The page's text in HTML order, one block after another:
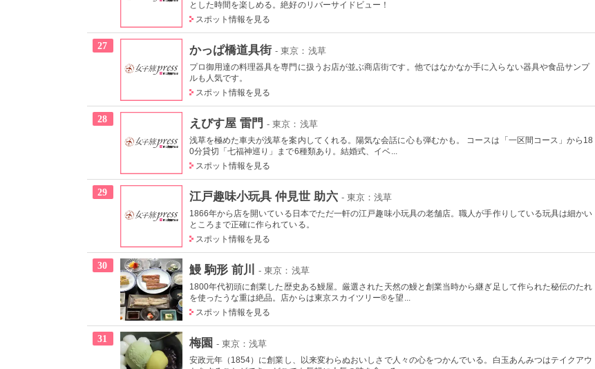
とした時間を楽しめる。絶好のリバーサイドビュー！
スポット情報を見る
27 かっぱ橋道具街 - 東京：浅草
プロ御用達の料理器具を専門に扱うお店が並ぶ商店街です。他ではなかなか手に入らない器具や食品サンプ
ルも人気です。
スポット情報を見る
28 えびす屋 雷門 - 東京：浅草
浅草を極めた車夫が浅草を案内してくれる。陽気な会話に心も弾むかも。 コースは「一区間コース」から18
0分貸切「七福神巡り」まで6種類あり。結婚式、イベ...
スポット情報を見る
29 江戸趣味小玩具 仲見世 助六 - 東京：浅草
1866年から店を開いている日本でただ一軒の江戸趣味小玩具の老舗店。職人が手作りしている玩具は細かい
ところまで正確に作られている。
スポット情報を見る
30 鰻 駒形 前川 - 東京：浅草
1800年代初頭に創業した歴史ある鰻屋。厳選された天然の鰻と創業当時から継ぎ足して作られた秘伝のたれ
を使ったうな重は絶品。店からは東京スカイツリー®を望...
スポット情報を見る
31 梅園 - 東京：浅草
安政元年（1854）に創業し、以来変わらぬおいしさで人々の心をつかんでいる。白玉あんみつはテイクアウ